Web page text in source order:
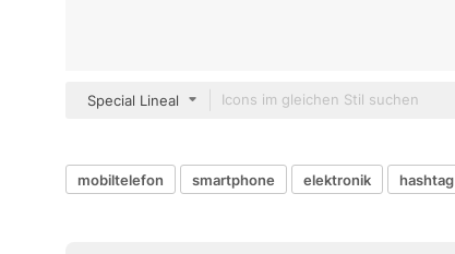
Special Lineal
mobiltelefon smartphone elektronik hashtag